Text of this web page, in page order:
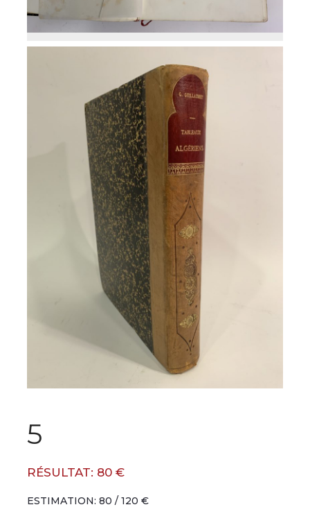
5
RÉSULTAT: 80 €
ESTIMATION: 80 / 120 €